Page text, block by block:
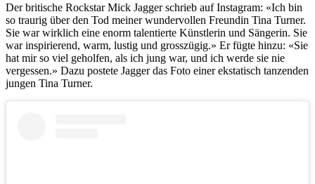
Der britische Rockstar Mick Jagger schrieb auf Instagram: «Ich bin
so traurig über den Tod meiner wundervollen Freundin Tina Turner.
Sie war wirklich eine enorm talentierte Künstlerin und Sängerin. Sie
war inspirierend, warm, lustig und grosszügig.» Er fügte hinzu: «Sie
hat mir so viel geholfen, als ich jung war, und ich werde sie nie
vergessen.» Dazu postete Jagger das Foto einer ekstatisch tanzenden
jungen Tina Turner.